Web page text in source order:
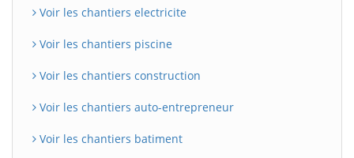
Voir les chantiers electricite
Voir les chantiers piscine
Voir les chantiers construction
Voir les chantiers auto-entrepreneur
Voir les chantiers batiment